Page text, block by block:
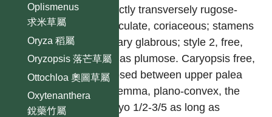
Oplismenus
求米草屬
Oryza 稻屬
Oryzopsis 落芒草屬
Ottochloa 奧圖草屬
Oxytenanthera
銳藥竹屬
distinctly transversely rugose-
tuberculate, coriaceous; stamens
3; ovary glabrous; style 2, free,
stigmas plumose. Caryopsis free,
enclosed between upper palea
and lemma, plano-convex, the
embryo 1/2-3/5 as long as